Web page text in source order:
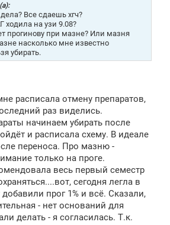
Все сдаешь хгч?
ходила на узи 9.08?
прогинову при мазне? Или мазня
насколько мне известно
убирать.
расписала отмену препаратов,
раз виделись.
начинаем убирать после
и расписала схему. В идеале
переноса. Про мазню -
только на проге.
весь первый семестр
сегодня легла в
прог 1% и всё. Сказали,
- нет оснований для
делать - я согласилась. Т.к.